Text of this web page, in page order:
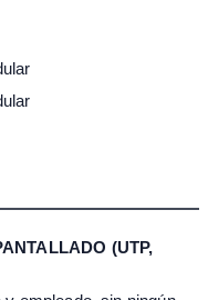
(UTP,